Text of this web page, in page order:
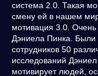
система 2.0. Такая
смену ей в нашем
мотивация 3.0. Очень
Дэниела Пинка. Были
сотрудников 50
исследований
мотивирует людей,